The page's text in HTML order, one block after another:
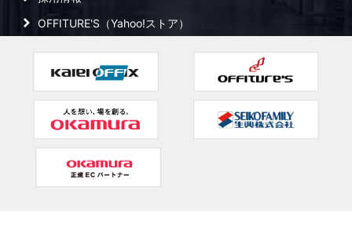
OFFITURE'S（Yahoo!ストア）